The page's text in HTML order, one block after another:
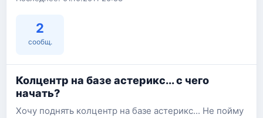
2
сообщ.
Колцентр на базе астерикс... с чего
начать?
Хочу поднять колцентр на базе астерикс... Не пойму